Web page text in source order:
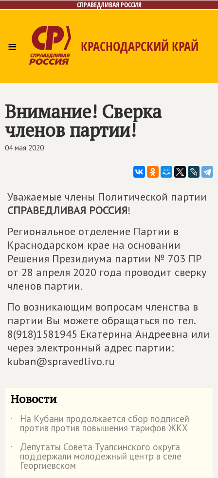
СПРАВЕДЛИВАЯ РОССИЯ
≡ КРАСНОДАРСКИЙ КРАЙ
Контакты
Внимание! Сверка
членов партии!
04 мая 2020
Уважаемые члены Политической партии
СПРАВЕДЛИВАЯ РОССИЯ!
Региональное отделение Партии в
Краснодарском крае на основании
Решения Президиума партии № 703 ПР
от 28 апреля 2020 года проводит сверку
членов партии.
По возникающим вопросам членства в
партии Вы можете обращаться по тел.
8(918)1581945 Екатерина Андреевна или
через электронный адрес партии:
kuban@spravedlivo.ru
Новости
˙ На Кубани продолжается сбор подписей
против против повышения тарифов ЖКХ
˙
Депутаты Совета Туапсинского округа
поддержали молодежный центр в селе
Георгиевском